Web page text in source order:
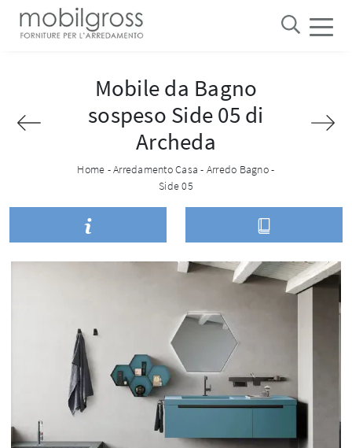
Mobile da Bagno
sospeso Side 05 di
Archeda
Home -Arredamento Casa - Arredo Bagno-
Side 05